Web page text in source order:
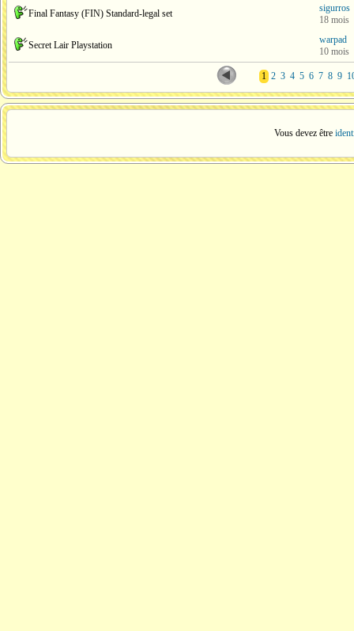
Final Fantasy (FIN) Standard-legal set
sigurros
18 mois
Secret Lair Playstation
warpad
10 mois
1 2 3 4 5 6 7 8 9
Vous devez être